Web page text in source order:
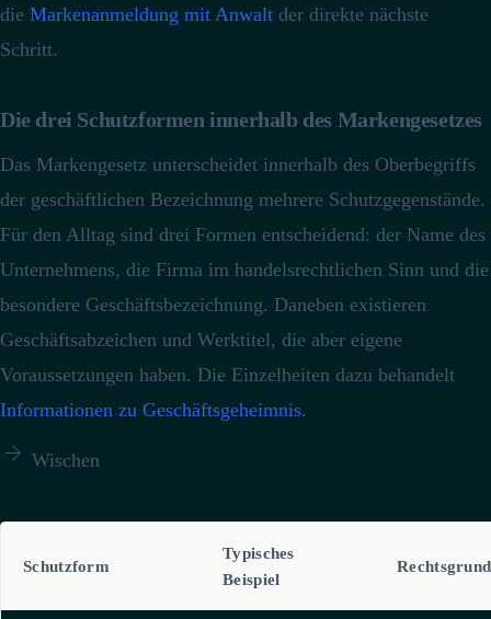
die Markenanmeldung mit Anwalt der direkte nächste
Schritt.
Die drei Schutzformen innerhalb des Markengesetzes
Das Markengesetz unterscheidet innerhalb des Oberbegriffs
der geschäftlichen Bezeichnung mehrere Schutzgegenstände.
Für den Alltag sind drei Formen entscheidend: der Name des
Unternehmens, die Firma im handelsrechtlichen Sinn und die
besondere Geschäftsbezeichnung. Daneben existieren
Geschäftsabzeichen und Werktitel, die aber eigene
Voraussetzungen haben. Die Einzelheiten dazu behandelt
Informationen zu Geschäftsgeheimnis.
 Wischen
Schutzform
Typisches
Beispiel